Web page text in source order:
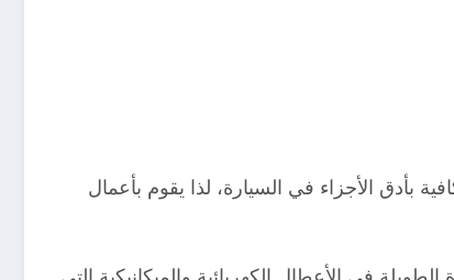
بأدق الأجزاء في السيارة، لذا يقوم بأعمال